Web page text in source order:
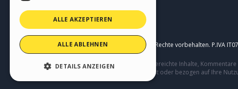
Copyright © 2026Incomedia s.r.l. Alle Rechte vorbehalten. P.IVA
Diese Seite enthält von Benutzern eingereichte Inhalte,
Verhalten von Dritten in Verbindung mit oder bezogen auf Ihre
ALLE AKZEPTIEREN
ALLE ABLEHNEN
DETAILS ANZEIGEN